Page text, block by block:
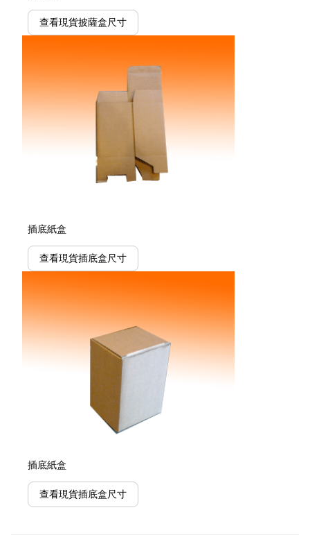
查看現貨披薩盒尺寸
插底紙盒
查看現貨插底盒尺寸
插底紙盒
查看現貨插底盒尺寸